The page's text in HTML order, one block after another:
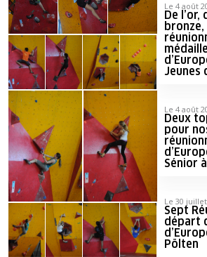
Le 4 août
De l’or,
Jeunes
Le 4 août
Deux
pour
Sénior
Le 30
Sept
départ
Pölten